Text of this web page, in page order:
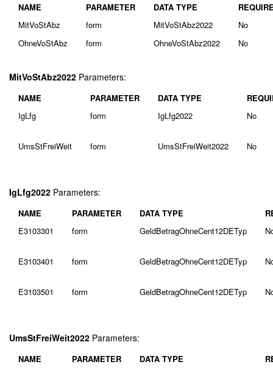
NAME PARAMETER DATA TYPE
MitVoStAbz
form MitVoStAbz2022
No
OhneVoStAbz
form OhneVoStAbz2022 No
MitVoStAbz2022 Parameters:
NAME PARAMETER DATA TYPE
IgLfg
form IgLfg2022 No
UmsStFreiWeit form UmsStFreiWeit2022 No
IgLfg2022 Parameters:
NAME PARAMETER DATA TYPE
E3103301
form GeldBetragOhneCent12DETyp
E3103401 form GeldBetragOhneCent12DETyp
E3103501 form GeldBetragOhneCent12DETyp
UmsStFreiWeit2022 Parameters:
NAME PARAMETER DATA TYPE